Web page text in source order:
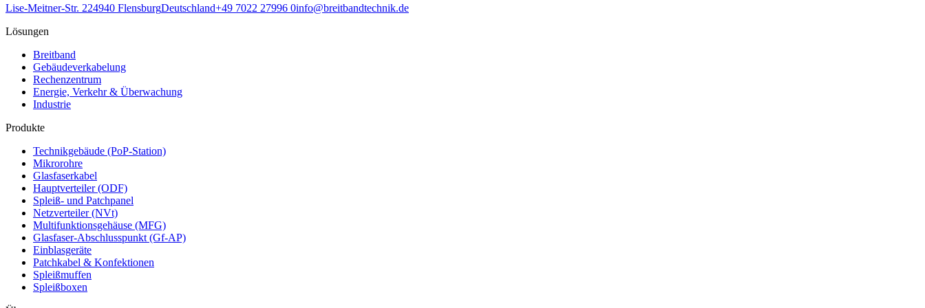
Lise-Meitner-Str. 224940 FlensburgDeutschland+49 7022 27996 0info@breitbandtechnik.de
Lösungen
Breitband
Gebäudeverkabelung
Rechenzentrum
Energie, Verkehr & Überwachung
Industrie
Produkte
Technikgebäude (PoP-Station)
Mikrorohre
Glasfaserkabel
Hauptverteiler (ODF)
Spleiß- und Patchpanel
Netzverteiler (NVt)
Multifunktionsgehäuse (MFG)
Glasfaser-Abschlusspunkt (Gf-AP)
Einblasgeräte
Patchkabel & Konfektionen
Spleißmuffen
Spleißboxen